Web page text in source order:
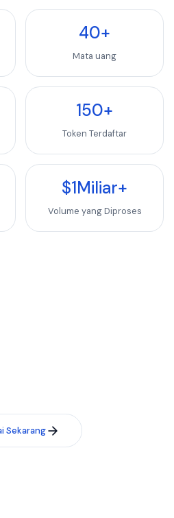
40+
Mata uang
150+
Token Terdaftar
$1Miliar+
Volume yang Diproses
Sekarang